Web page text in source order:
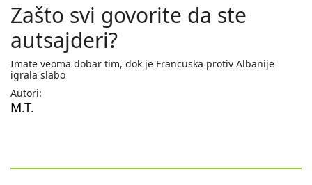
Zašto svi govorite da ste
autsajderi?
Imate veoma dobar tim, dok je Francuska protiv Albanije
igrala slabo
Autori:
M.T.